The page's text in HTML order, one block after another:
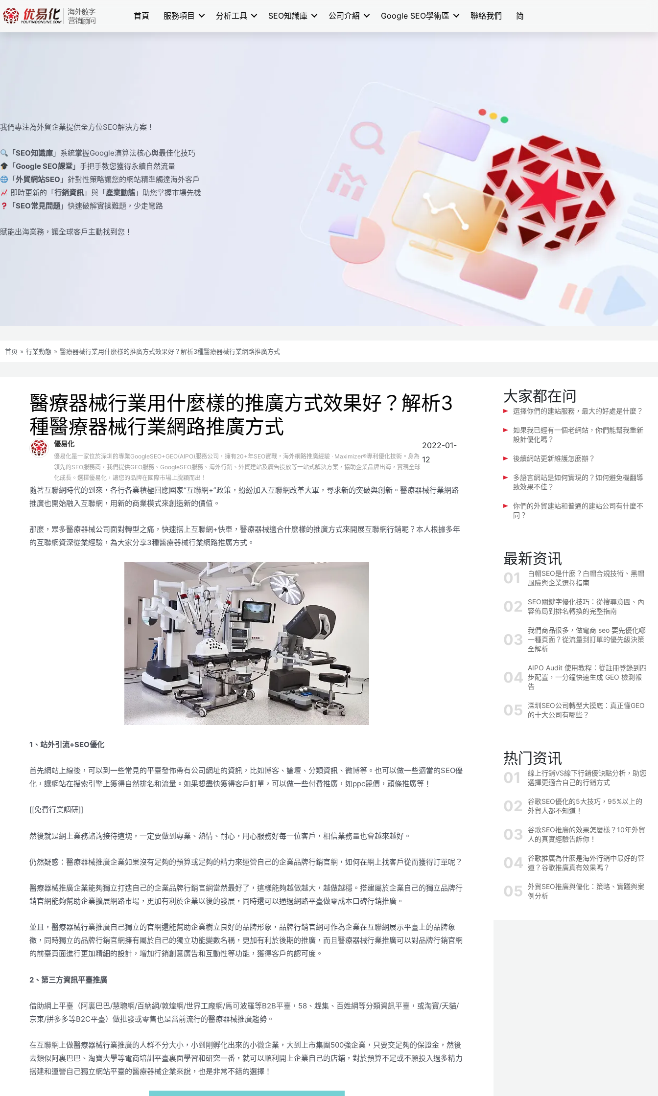
Skip
to
content
首頁 服務項目 分析工具 SEO知識庫 公司介紹 Google SEO學術區 聯絡我們 简
我們專注為外貿企業提供全方位SEO解決方案！
「SEO知識庫 」系統掌握Google演算法核心與最佳化技巧
「Google SEO課堂 」手把手教您獲得永續自然流量
「外貿網站SEO 」針對性策略讓您的網站精準觸達海外客戶
即時更新的「行銷資訊 」與「產業動態 」助您掌握市場先機
「SEO常見問題 」快速破解實操難題，少走彎路
賦能出海業務，讓全球​​客戶主動找到您！
首页 » 行業動態 » 醫療器械行業用什麼樣的推廣方式效果好？解析3種醫療器械行業網路推廣方式
醫療器械行業用什麼樣的推廣方式效果好？解析3
種醫療器械行業網路推廣方式
優易化
優易化是一家位於深圳的專業GoogleSEO+GEO(AIPO)服務公司，擁有20+年SEO實戰，海外網路推廣經驗 · Maximizer®專利優化技術。身為
領先的SEO服務商，我們提供GEO服務、GoogleSEO服務、海外行銷、外貿建站及廣告投放等一站式解決方案，協助企業品牌出海，實現全球
化成長。選擇優易化，讓您的品牌在國際市場上脫穎而出！
2022-01-
12
隨著互聯網時代的到來，各行各業積極回應國家“互聯網+”政策，紛紛加入互聯網改革大軍，尋求新的突破與創新。醫療器械行業網路
推廣也開始融入互聯網，用新的商業模式來創造新的價值。
那麼，眾多醫療器械公司面對轉型之痛，快速搭上互聯網+快車，醫療器械適合什麼樣的推廣方式來開展互聯網行銷呢？本人根據多年
的互聯網資深從業經驗，為大家分享3種醫療器械行業網路推廣方式。
1、站外引流+SEO優化
首先網站上線後，可以到一些常見的平臺發佈帶有公司網址的資訊，比如博客、論壇、分類資訊、微博等。也可以做一些適當的SEO優
化，讓網站在搜索引擎上獲得自然排名和流量。如果想盡快獲得客戶訂單，可以做一些付費推廣，如ppc競價，頭條推廣等！
[[免費行業調研]]
然後就是網上業務諮詢接待這塊，一定要做到專業、熱情、耐心，用心服務好每一位客戶，相信業務量也會越來越好。
仍然疑惑：醫療器械推廣企業如果沒有足夠的預算或足夠的精力來運營自己的企業品牌行銷官網，如何在網上找客戶從而獲得訂單呢？
醫療器械推廣企業能夠獨立打造自己的企業品牌行銷官網當然最好了，這樣能夠越做越大，越做越穩。搭建屬於企業自己的獨立品牌行
銷官網能夠幫助企業擴展網路市場，更加有利於企業以後的發展，同時還可以通過網路平臺做零成本口碑行銷推廣。
並且，醫療器械行業推廣自己獨立的官網還能幫助企業樹立良好的品牌形象，品牌行銷官網可作為企業在互聯網展示平臺上的品牌象
徵，同時獨立的品牌行銷官網擁有屬於自己的獨立功能變數名稱，更加有利於後期的推廣，而且醫療器械行業推廣可以對品牌行銷官網
的前臺頁面進行更加精細的設計，增加行銷創意廣告和互動性等功能，獲得客戶的認可度。
2、第三方資訊平臺推廣
借助網上平臺（阿裏巴巴/慧聰網/百納網/敦煌網/世界工廠網/馬可波羅等B2B平臺，58、趕集、百姓網等分類資訊平臺，或淘寶/天貓/
京東/拼多多等B2C平臺）做批發或零售也是當前流行的醫療器械推廣趨勢。
在互聯網上做醫療器械行業推廣的人群不分大小，小到剛孵化出來的小微企業，大到上市集團500強企業，只要交足夠的保證金，然後
去類似阿裏巴巴、淘寶大學等電商培訓平臺裏面學習和研究一番，就可以順利開上企業自己的店鋪，對於預算不足或不願投入過多精力
搭建和運營自己獨立網站平臺的醫療器械企業來說，也是非常不錯的選擇！
大家都在问
選擇你們的建站服務，最大的好處是什麼？
如果我已經有一個老網站，你們能幫我重新
設計優化嗎？
後續網站更新維護怎麼辦？
多語言網站是如何實現的？如何避免機翻導
致效果不佳？
你們的外貿建站和普通的建站公司有什麼不
同？
最新资讯
白帽SEO是什麼？白帽合規技術、黑帽
風險與企業選擇指南
SEO關鍵字優化技巧：從搜尋意圖、內
容佈局到排名轉換的完整指南
我們商品很多，做電商 seo 要先優化哪
一種頁面？從流量到訂單的優先級決策
全解析
AIPO Audit 使用教程：從註冊登錄到四
步配置，一分鐘快速生成 GEO 檢測報
告
深圳SEO公司轉型大摸底：真正懂GEO
的十大公司有哪些？
热门资讯
線上行銷VS線下行銷優缺點分析，助您
選擇更適合自己的行銷方式
谷歌SEO優化的5大技巧，95%以上的
外貿人都不知道！
谷歌SEO推廣的效果怎麼樣？10年外貿
人的真實經驗告訴你！
谷歌推廣為什麼是海外行銷中最好的管
道？谷歌推廣真有效果嗎？
外貿SEO推廣與優化：策略、實踐與案
例分析